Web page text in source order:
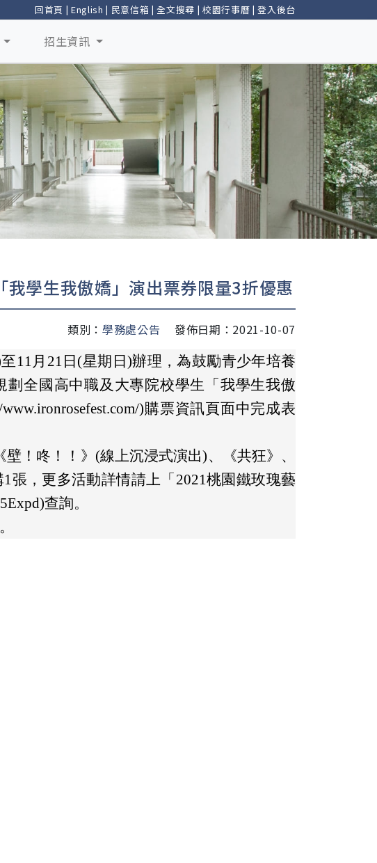
回首頁 | English | 民意信箱 |全文搜尋 | 校園行事曆 |登入後台
招生資訊
我學生我傲嬌」演出票券限量3折優惠
類別： 學務處公告
發佈日期：2021-10-07
11月21日(星期日)辦理，為鼓勵青少年培養
全國高中職及大專院校學生「我學生我傲
)購票資訊頁面中完成表
！咚！！》(線上沉浸式演出)、《共狂》、
張，更多活動詳情請上「2021桃園鐵玫瑰藝
查詢。